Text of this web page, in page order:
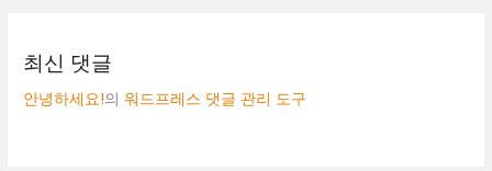
최신 댓글
안녕하세요!의워드프레스 댓글 관리 도구